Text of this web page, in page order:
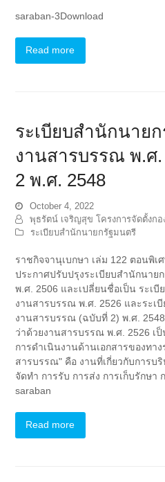
saraban-3Download
Read more
ระเบียบสำนักนาย
งานสารบรรณ พ.ศ
2 พ.ศ. 2548
October 4, 2022
พุธรัตน์ เจริญสุข โครงการจัดตั้งก
ระเบียบสำนักนายกรัฐมนตรี
ราชกิจจานุเบกษา เล่ม 122 ตอนพิเ
ประกาศปรับปรุงระเบียบสำนักนา
พ.ศ. 2506 และเปลี่ยนชื่อเป็น ระเ
งานสารบรรณ พ.ศ. 2526 และระเ
งานสารบรรณ (ฉบับที่ 2) พ.ศ.
ว่าด้วยงานสารบรรณ พ.ศ. 2526 เ
การดำเนินงานด้านเอกสารของทา
สารบรรณ" คือ งานที่เกี่ยวกับการบริ
จัดทํา การรับ การส่ง การเก็บรักษา
saraban
Read more